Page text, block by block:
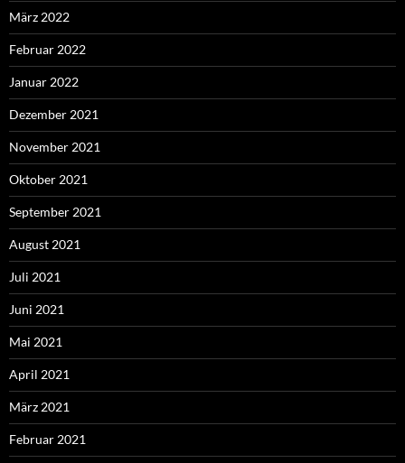
März 2022
Februar 2022
Januar 2022
Dezember 2021
November 2021
Oktober 2021
September 2021
August 2021
Juli 2021
Juni 2021
Mai 2021
April 2021
März 2021
Februar 2021